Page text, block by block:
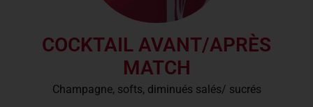
COCKTAIL AVANT/APRÈS
MATCH
Champagne, softs, diminués salés/ sucrés